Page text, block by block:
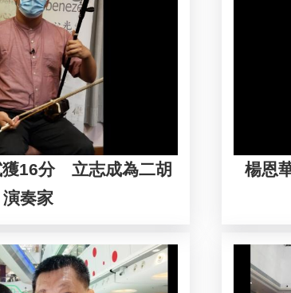
獲16分 立志成為二胡
演奏家
楊恩